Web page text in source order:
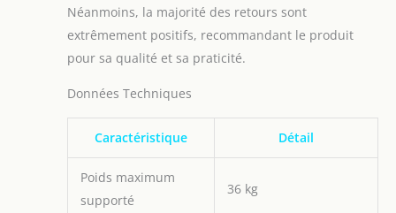
siège auto ou que
vous en soyez déjà
propriétaire, il suffit
Néanmoins, la majorité des retours sont
extrêmement positifs, recommandant le produit
pour sa qualité et sa praticité.
Données Techniques
Caractéristique Détail
Poids maximum
supporté
36 kg